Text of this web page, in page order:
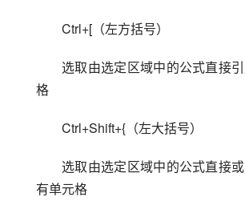
Ctrl+[（左方括号）
选取由选定区域中的公式直接
格
Ctrl+Shift+{（左大括号）
选取由选定区域中的公式直接
有单元格